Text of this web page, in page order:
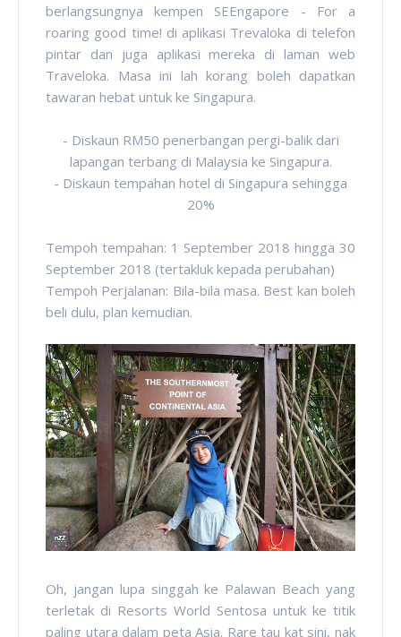
berlangsungnya kempen SEEngapore - For a
roaring good time! di aplikasi Trevaloka di telefon
pintar dan juga aplikasi mereka di laman web
Traveloka. Masa ini lah korang boleh dapatkan
tawaran hebat untuk ke Singapura.
- Diskaun RM50 penerbangan pergi-balik dari
lapangan terbang di Malaysia ke Singapura.
- Diskaun tempahan hotel di Singapura sehingga
20%
Tempoh tempahan: 1 September 2018 hingga 30
September 2018 (tertakluk kepada perubahan)
Tempoh Perjalanan: Bila-bila masa. Best kan boleh
beli dulu, plan kemudian.
Oh, jangan lupa singgah ke Palawan Beach yang
terletak di Resorts World Sentosa untuk ke titik
paling utara dalam peta Asia. Rare tau kat sini, nak